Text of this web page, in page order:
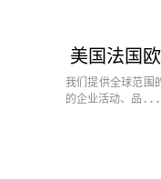
我们提供全球范围
的企业活动、品...